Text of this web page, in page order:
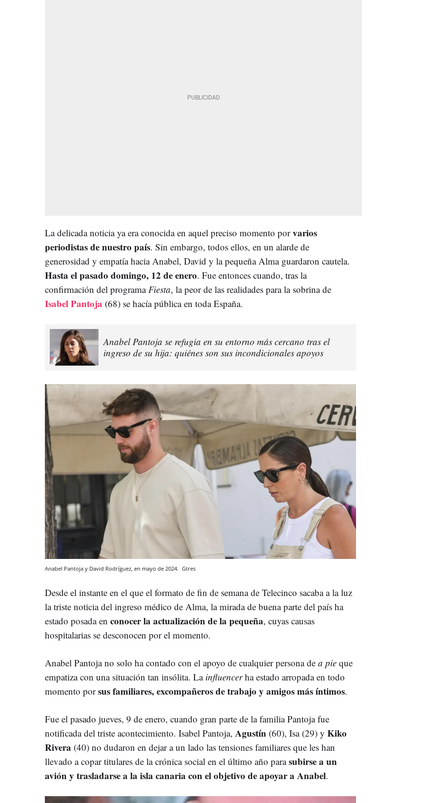
La delicada noticia ya era conocida en aquel preciso momento porvarios
periodistas de nuestro país. Sin embargo, todos ellos, en un alarde de
generosidad y empatía hacia Anabel, David y la pequeña Alma guardaron cautela.
Hasta el pasado domingo, 12 de enero. Fue entonces cuando, tras la
confirmación del programa Fiesta, la peor de las realidades para la sobrina de
Isabel Pantoja (68) se hacía pública en toda España.
Anabel Pantoja se refugia en su entorno más cercano tras el
ingreso de su hija: quiénes son sus incondicionales apoyos
Anabel Pantoja y David Rodríguez, en mayo de 2024. Gtres
Desde el instante en el que el formato de fin de semana de Telecinco sacaba a la luz
la triste noticia del ingreso médico de Alma, la mirada de buena parte del país ha
estado posada en conocer la actualización de la pequeña, cuyas causas
hospitalarias se desconocen por el momento.
Anabel Pantoja no solo ha contado con el apoyo de cualquier persona de a pie que
empatiza con una situación tan insólita. La influencerha estado arropada en todo
momento porsus familiares, excompañeros de trabajo y amigos más íntimos.
Fue el pasado jueves, 9 de enero, cuando gran parte de la familia Pantoja fue
notificada del triste acontecimiento. Isabel Pantoja, Agustín (60), Isa (29) y Kiko
Rivera (40) no dudaron en dejar a un lado las tensiones familiares que les han
llevado a copar titulares de la crónica social en el último año parasubirse a un
avión y trasladarse a la isla canaria con el objetivo de apoyar a Anabel.